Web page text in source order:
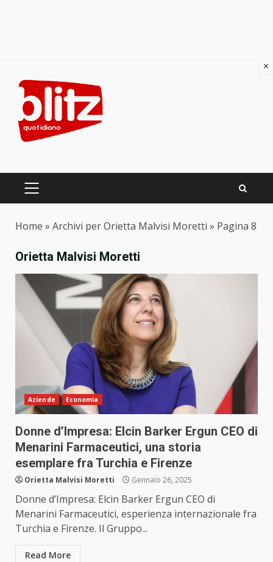
content
PRIMARY
Home » Archivi per Orietta Malvisi Moretti » Pagina 8
Orietta Malvisi Moretti
Aziende Economia
Donne d’Impresa: Elcin Barker Ergun CEO di
Menarini Farmaceutici, una storia
esemplare fra Turchia e Firenze
Orietta Malvisi Moretti Gennaio 26, 2025
Donne d’Impresa: Elcin Barker Ergun CEO di
Menarini Farmaceutici, esperienza internazionale fra
Turchia e Firenze. Il Gruppo...
Read More
×